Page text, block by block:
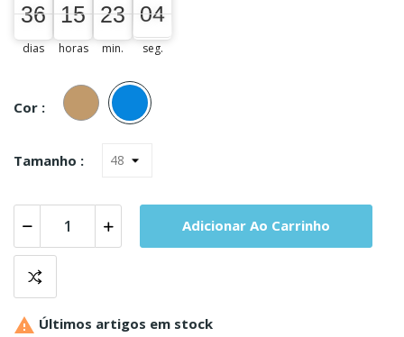
36
36
00
dias
15
15
00
horas
23
23
00
min.
04
04
05
seg.
Cor :
Camel Azul
Tamanho :
Adicionar Ao Carrinho
 Últimos artigos em stock